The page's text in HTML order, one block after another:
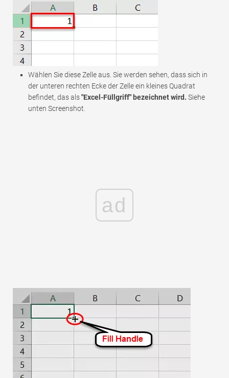
Wählen Sie diese Zelle aus. Sie werden sehen, dass sich in
der unteren rechten Ecke der Zelle ein kleines Quadrat
befindet, das als"Excel-Füllgriff" bezeichnet wird. Siehe
unten Screenshot.
ad